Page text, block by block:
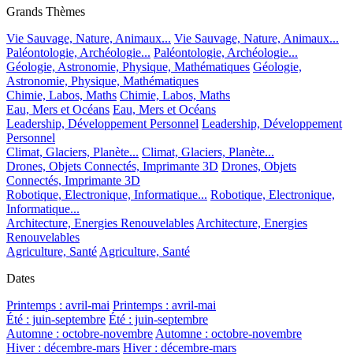
Grands Thèmes
Vie Sauvage, Nature, Animaux... Vie Sauvage, Nature, Animaux...
Paléontologie, Archéologie... Paléontologie, Archéologie...
Géologie, Astronomie, Physique, Mathématiques Géologie,
Astronomie, Physique, Mathématiques
Chimie, Labos, Maths Chimie, Labos, Maths
Eau, Mers et Océans Eau, Mers et Océans
Leadership, Développement Personnel Leadership, Développement
Personnel
Climat, Glaciers, Planète... Climat, Glaciers, Planète...
Drones, Objets Connectés, Imprimante 3D Drones, Objets
Connectés, Imprimante 3D
Robotique, Electronique, Informatique... Robotique, Electronique,
Informatique...
Architecture, Energies RenouvelablesArchitecture, Energies
Renouvelables
Agriculture, SantéAgriculture, Santé
Dates
Printemps : avril-mai Printemps : avril-mai
Été : juin-septembre Été : juin-septembre
Automne : octobre-novembreAutomne : octobre-novembre
Hiver : décembre-mars Hiver : décembre-mars